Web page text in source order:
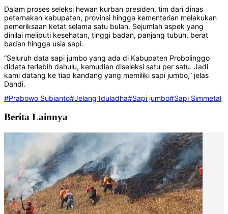
‎Dalam proses seleksi hewan kurban presiden, tim dari dinas
peternakan kabupaten, provinsi hingga kementerian melakukan
pemeriksaan ketat selama satu bulan. Sejumlah aspek yang
dinilai meliputi kesehatan, tinggi badan, panjang tubuh, berat
badan hingga usia sapi.
‎“Seluruh data sapi jumbo yang ada di Kabupaten Probolinggo
didata terlebih dahulu, kemudian diseleksi satu per satu. Jadi
kami datang ke tiap kandang yang memiliki sapi jumbo,” jelas
Dandi.
#Prabowo Subianto#Jelang Iduladha#Sapi jumbo#Sapi Simmetal
Berita Lainnya